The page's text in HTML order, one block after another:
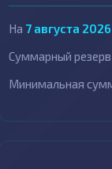
На 7 августа 2026
Суммарный
Минимальная